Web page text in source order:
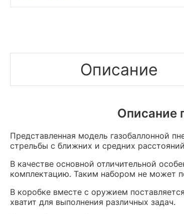
Описание
Описание
Представленная модель газобаллонной
стрельбы с ближних и средних
В качестве основной отличительной
комплектацию. Таким набором не может
В коробке вместе с оружием
хватит для выполнения различных задач.